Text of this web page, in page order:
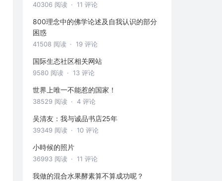
40306 阅读 · 11 评论
800理念中的佛学论述及自我认识的部分
困惑
41508 阅读 · 19 评论
国际生态社区相关网站
9580 阅读 · 13 评论
世界上唯一不能惹的国家！
38529 阅读 · 4 评论
吴清友：我与诚品书店25年
39349 阅读 · 10 评论
小時候的照片
36993 阅读 · 11 评论
我做的混合水果酵素算不算成功呢？